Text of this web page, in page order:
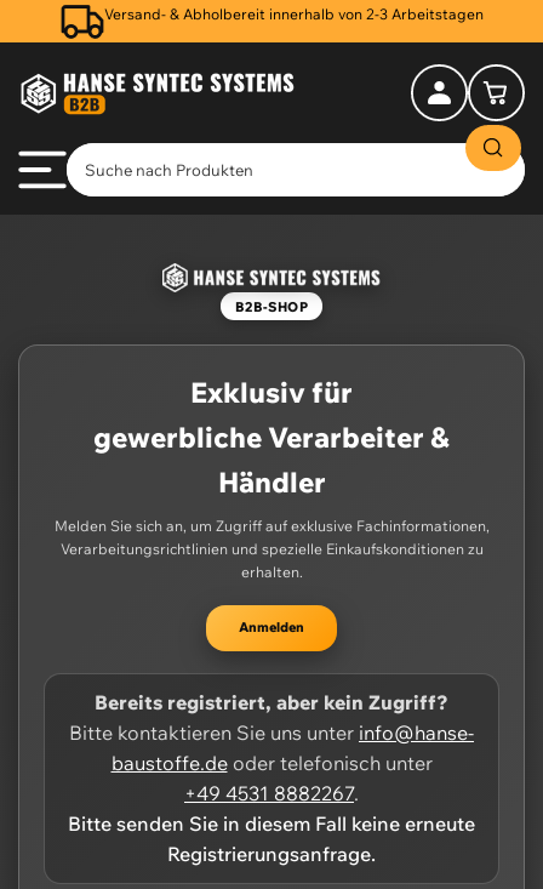
Versand- & Abholbereit innerhalb von 2-3 Arbeitstagen
Anmelden
Mini-Warenkorb
B2B-SHOP
Exklusiv für
gewerbliche Verarbeiter &
Händler
Melden Sie sich an, um Zugriff auf exklusive Fachinformationen,
Verarbeitungsrichtlinien und spezielle Einkaufskonditionen zu
erhalten.
Anmelden
Bereits registriert, aber kein Zugriff?
Bitte kontaktieren Sie uns unter info@hanse-
baustoffe.deoder telefonisch unter
+49 4531 8882267.
Bitte senden Sie in diesem Fall keine erneute
Registrierungsanfrage.